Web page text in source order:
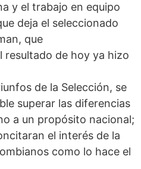
y el trabajo en equipo
deja el seleccionado
que
resultado de hoy ya hizo
de la Selección, se
superar las diferencias
a un propósito nacional;
el interés de la
como lo hace el